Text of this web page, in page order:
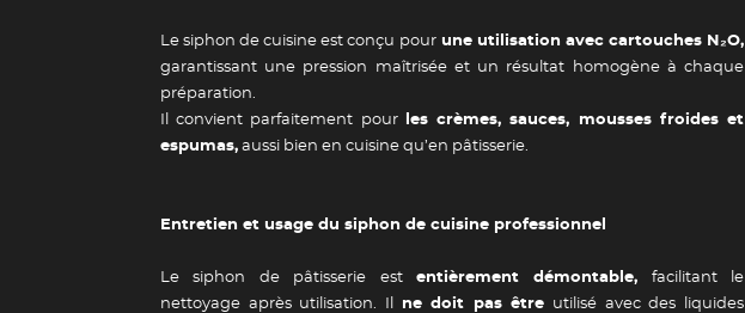
Le siphon de cuisine est conçu pourune utilisation avec cartouches N₂O,
garantissant une pression maîtrisée et un résultat homogène à chaque
préparation.
Il convient parfaitement pour
les crèmes, sauces, mousses froides et
espumas, aussi bien en cuisine qu’en pâtisserie.
Entretien et usage du siphon de cuisine professionnel
Le siphon de pâtisserie est entièrement démontable, facilitant le
nettoyage après utilisation. Il
ne doit pas être utilisé avec des liquides
Guide des tailles
Adresse e-mail *